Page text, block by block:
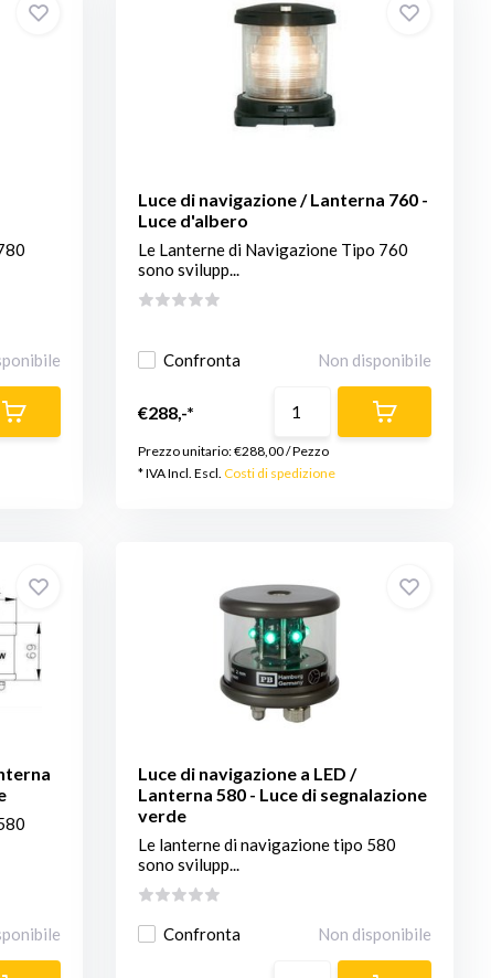
Luce di navigazione / Lanterna 760 -
Luce d'albero
Le Lanterne di Navigazione Tipo 760
sono svilupp...
Confronta Non disponibile
€288,-*
Prezzo unitario:€288,00/Pezzo
* IVA Incl. Escl.Costi di spedizione
Luce di navigazione a LED /
Lanterna 580 - Luce di segnalazione
verde
Le lanterne di navigazione tipo 580
sono svilupp...
Confronta Non disponibile